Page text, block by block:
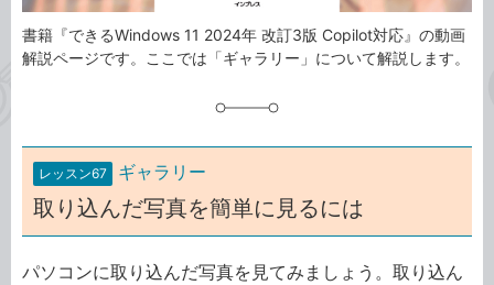
書籍『できるWindows 11 2024年 改訂3版 Copilot対応』の動画
解説ページです。ここでは「ギャラリー」について解説します。
レッスン67 ギャラリー
取り込んだ写真を簡単に見るには
パソコンに取り込んだ写真を見てみましょう。取り込ん